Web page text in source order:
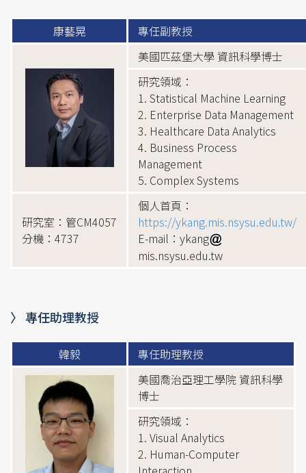
康藝晃
專任副教授
美國匹茲堡大學 資訊科學博士
研究領域：
1. Statistical Machine Learning
2. Enterprise Data Management
3. Healthcare Data Analytics
4. Business Process
Management
5. Complex Systems
研究室：管CM4057
分機：4737
個人首頁：
https://ykang.mis.nsysu.edu.tw/
E-mail：ykang
mis.nsysu.edu.tw
〉 專任助理教授
韓毅
專任助理教授
美國喬治亞理工學院 資訊科學
博士
研究領域：
1. Visual Analytics
2. Human-Computer